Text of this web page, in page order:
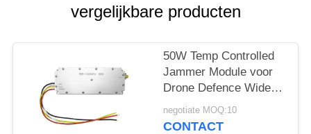
vergelijkbare producten
50W Temp Controlled
Jammer Module voor
Drone Defence Wide
Band 433MHZ 1.2G
2.4G 5.2G
negotiate MOQ:10
CONTACT